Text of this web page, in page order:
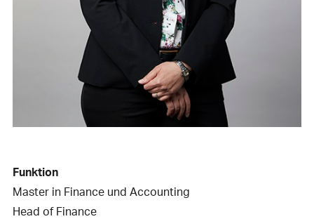
Funktion
Master in Finance und Accounting
Head of Finance